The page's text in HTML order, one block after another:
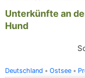
Unterkünfte an
Hund
Deutschland Ostsee